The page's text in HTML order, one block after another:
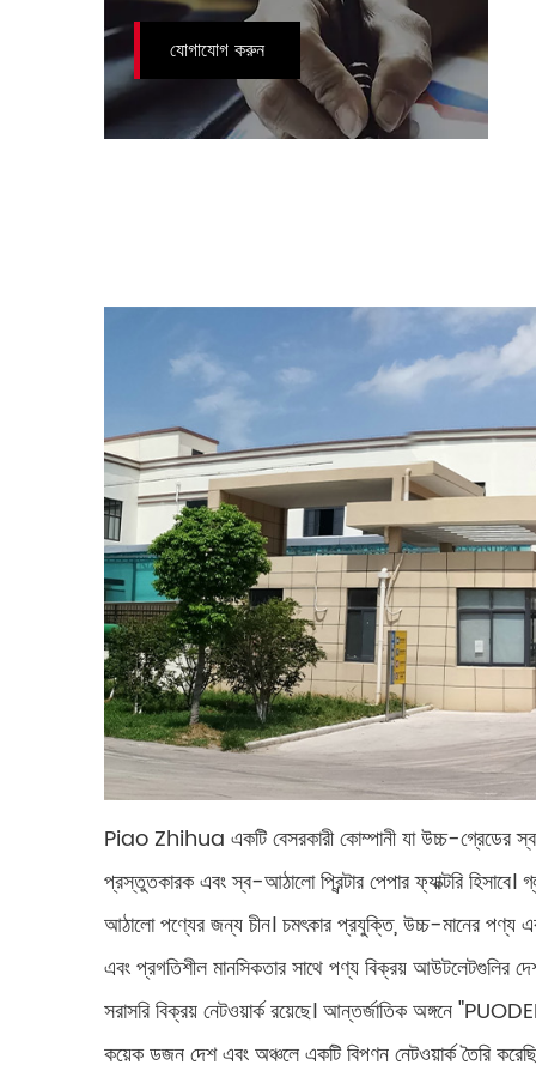
যোগাযোগ করুন
Piao Zhihua একটি বেসরকারী কোম্পানী যা উচ্চ-গ্রেডের
প্রস্তুতকারক এবং স্ব-আঠালো প্রিন্টার পেপার ফ্যাক্টরি হিসাবে।
আঠালো পণ্যের জন্য চীন। চমৎকার প্রযুক্তি, উচ্চ-মানের পণ্য
এবং প্রগতিশীল মানসিকতার সাথে পণ্য বিক্রয় আউটলেটগুলির
সরাসরি বিক্রয় নেটওয়ার্ক রয়েছে। আন্তর্জাতিক অঙ্গনে
কয়েক ডজন দেশ এবং অঞ্চলে একটি বিপণন নেটওয়ার্ক তৈরি